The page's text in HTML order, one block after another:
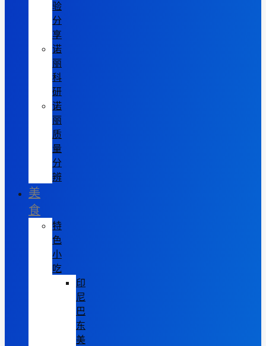
验
分
享
诺
丽
科
研
诺
丽
质
量
分
辨
美
食
特
色
小
吃
印
尼
巴
东
美